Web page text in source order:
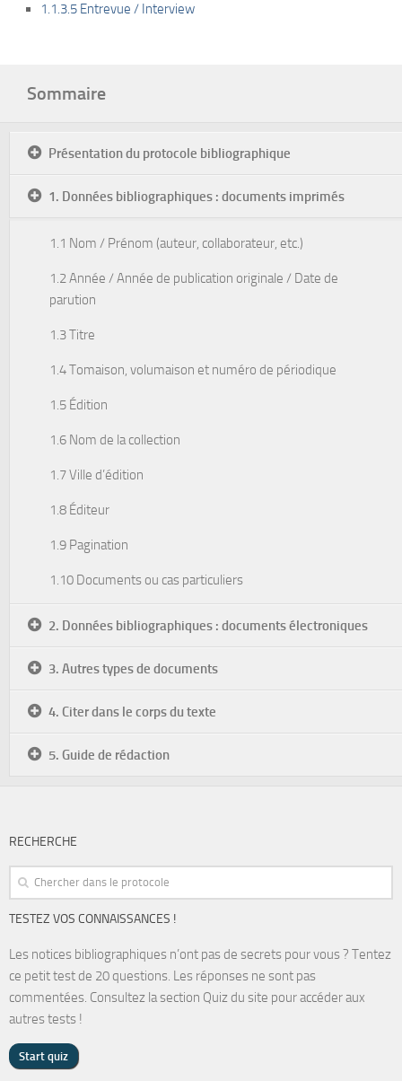
1.1.3.5 Entrevue / Interview
Sommaire
Présentation du protocole bibliographique
1. Données bibliographiques : documents imprimés
1.1 Nom / Prénom (auteur, collaborateur, etc.)
1.2 Année / Année de publication originale / Date de
parution
1.3 Titre
1.4 Tomaison, volumaison et numéro de périodique
1.5 Édition
1.6 Nom de la collection
1.7 Ville d’édition
1.8 Éditeur
1.9 Pagination
1.10 Documents ou cas particuliers
2. Données bibliographiques : documents électroniques
3. Autres types de documents
4. Citer dans le corps du texte
5. Guide de rédaction
RECHERCHE
TESTEZ VOS CONNAISSANCES !
Les notices bibliographiques n’ont pas de secrets pour vous ? Tentez
ce petit test de 20 questions. Les réponses ne sont pas
commentées. Consultez la section Quiz du site pour accéder aux
autres tests !